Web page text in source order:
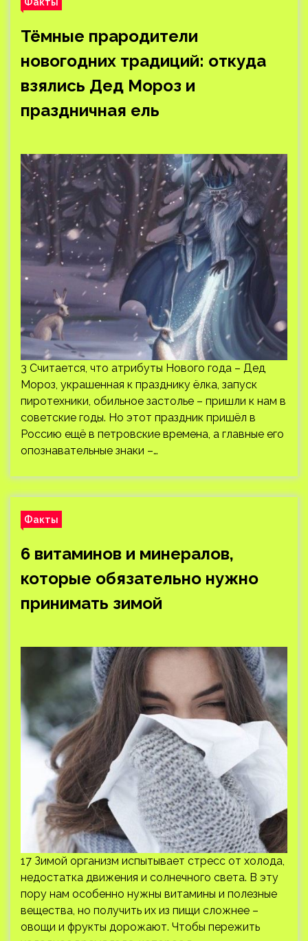
Тёмные прародители
новогодних традиций: откуда
взялись Дед Мороз и
праздничная ель
3 Считается, что атрибуты Нового года – Дед
Мороз, украшенная к празднику ёлка, запуск
пиротехники, обильное застолье – пришли к нам в
советские годы. Но этот праздник пришёл в
Россию ещё в петровские времена, а главные его
опознавательные знаки –…
Факты
6 витаминов и минералов,
которые обязательно нужно
принимать зимой
17 Зимой организм испытывает стресс от холода,
недостатка движения и солнечного света. В эту
пору нам особенно нужны витамины и полезные
вещества, но получить их из пищи сложнее –
овощи и фрукты дорожают. Чтобы пережить